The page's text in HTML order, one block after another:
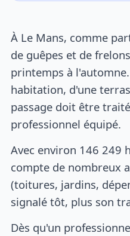
À Le Mans, comme
de guêpes et de
printemps à
habitation, d'une
passage doit être
professionnel équipé.
Avec environ 146 249
compte de nombreux
(toitures, jardins,
signalé tôt, plus son
Dès qu'un